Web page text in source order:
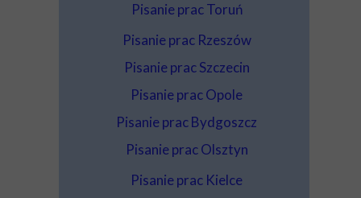
Pisanie prac Toruń
Pisanie prac Rzeszów
Pisanie prac Szczecin
Pisanie prac Opole
Pisanie prac Bydgoszcz
Pisanie prac Olsztyn
Pisanie prac Kielce